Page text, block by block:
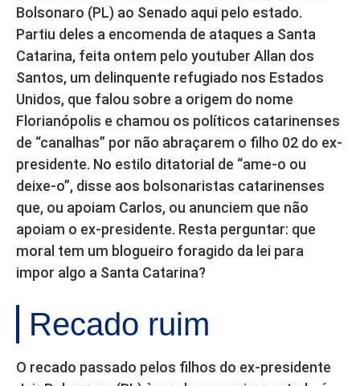
Bolsonaro (PL) ao Senado aqui pelo estado.
Partiu deles a encomenda de ataques a Santa
Catarina, feita ontem pelo youtuber Allan dos
Santos, um delinquente refugiado nos Estados
Unidos, que falou sobre a origem do nome
Florianópolis e chamou os políticos catarinenses
de “canalhas” por não abraçarem o filho 02 do ex-
presidente. No estilo ditatorial de “ame-o ou
deixe-o”, disse aos bolsonaristas catarinenses
que, ou apoiam Carlos, ou anunciem que não
apoiam o ex-presidente. Resta perguntar: que
moral tem um blogueiro foragido da lei para
impor algo a Santa Catarina?
Recado ruim
O recado passado pelos filhos do ex-presidente